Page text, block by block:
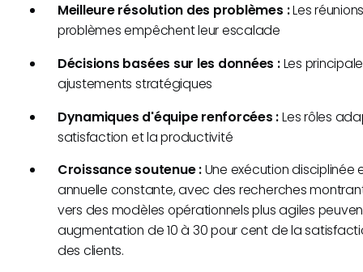
Meilleure résolution des problèmes :Les
problèmes empêchent leur escalade
Décisions basées sur les données :Les
ajustements stratégiques
Dynamiques d'équipe renforcées :Les rôles
satisfaction et la productivité
Croissance soutenue :Une exécution disciplinée
annuelle constante, avec des recherches
vers des modèles opérationnels plus agiles
augmentation de 10 à 30 pour cent de la
des clients.